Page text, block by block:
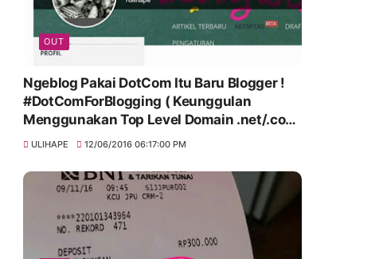
OUT
Ngeblog Pakai DotCom Itu Baru Blogger !
#DotComForBlogging ( Keunggulan
Menggunakan Top Level Domain .net/.com
) ULIHAPE 12/06/2016 06:17:00 PM